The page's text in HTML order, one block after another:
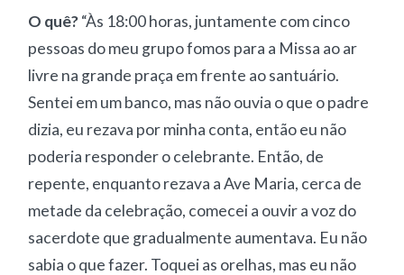
O quê?“Às 18:00 horas, juntamente com cinco
pessoas do meu grupo fomos para a Missa ao ar
livre na grande praça em frente ao santuário.
Sentei em um banco, mas não ouvia o que o padre
dizia, eu rezava por minha conta, então eu não
poderia responder o celebrante. Então, de
repente, enquanto rezava a Ave Maria, cerca de
metade da celebração, comecei a ouvir a voz do
sacerdote que gradualmente aumentava. Eu não
sabia o que fazer. Toquei as orelhas, mas eu não